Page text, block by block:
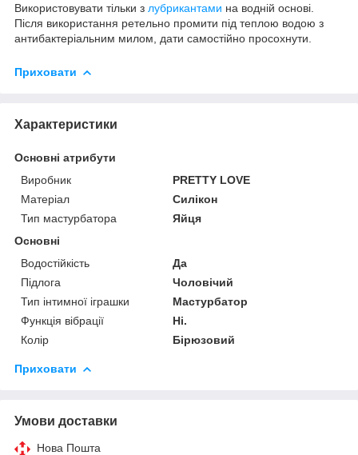
Використовувати тільки з лубрикантами на водній основі.
Після використання ретельно промити під теплою водою з
антибактеріальним милом, дати самостійно просохнути.
Приховати
Характеристики
Основні атрибути
Виробник
PRETTY LOVE
Матеріал
Силікон
Тип мастурбатора
Яйця
Основні
Водостійкість
Да
Підлога
Чоловічий
Тип інтимної іграшки
Мастурбатор
Функція вібрації
Ні.
Колір
Бірюзовий
Приховати
Умови доставки
Нова Пошта